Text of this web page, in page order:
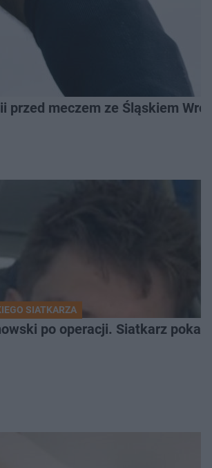
przed meczem ze Śląskiem
SIATKARZA
po operacji. Siatkarz